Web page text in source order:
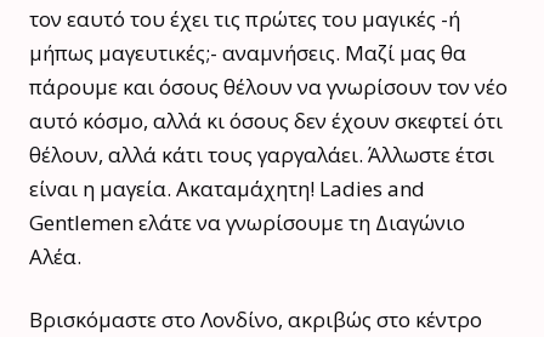
τον εαυτό του έχει τις πρώτες του μαγικές -ή
μήπως μαγευτικές;- αναμνήσεις. Μαζί μας θα
πάρουμε και όσους θέλουν να γνωρίσουν τον νέο
αυτό κόσμο, αλλά κι όσους δεν έχουν σκεφτεί ότι
θέλουν, αλλά κάτι τους γαργαλάει. Άλλωστε έτσι
είναι η μαγεία. Ακαταμάχητη! Ladies and
Gentlemen ελάτε να γνωρίσουμε τη Διαγώνιο
Αλέα.
Βρισκόμαστε στο Λονδίνο, ακριβώς στο κέντρο